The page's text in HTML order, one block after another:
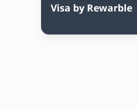
Visa by Rewarble